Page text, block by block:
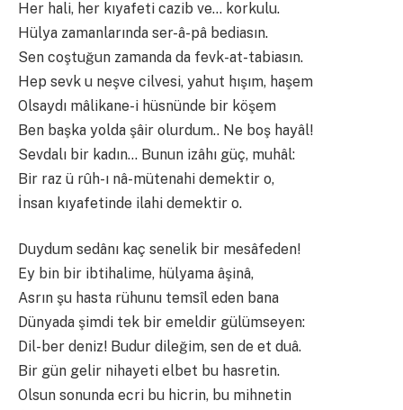
Her hali, her kıyafeti cazib ve… korkulu.
Hülya zamanlarında ser-â-pâ bediasın.
Sen coştuğun zamanda da fevk-at-tabiasın.
Hep sevk u neşve cilvesi, yahut hışım, haşem
Olsaydı mâlikane-i hüsnünde bir köşem
Ben başka yolda şâir olurdum.. Ne boş hayâl!
Sevdalı bir kadın… Bunun izâhı güç, muhâl:
Bir raz ü rûh-ı nâ-mütenahi demektir o,
İnsan kıyafetinde ilahi demektir o.
Duydum sedânı kaç senelik bir mesâfeden!
Ey bin bir ibtihalime, hülyama âşinâ,
Asrın şu hasta rühunu temsîl eden bana
Dünyada şimdi tek bir emeldir gülümseyen:
Dil-ber deniz! Budur dileğim, sen de et duâ.
Bir gün gelir nihayeti elbet bu hasretin.
Olsun sonunda ecri bu hicrin, bu mihnetin